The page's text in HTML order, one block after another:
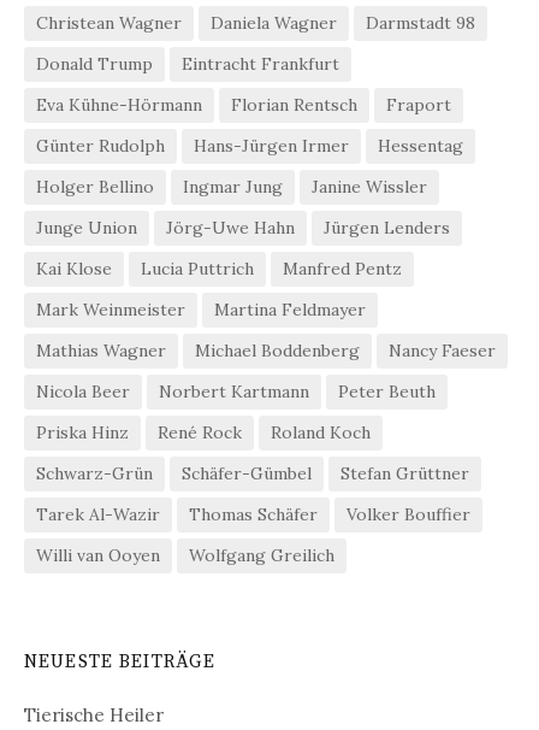
Christean Wagner
Daniela Wagner
Darmstadt 98
Donald Trump
Eintracht Frankfurt
Eva Kühne-Hörmann
Florian Rentsch
Fraport
Günter Rudolph
Hans-Jürgen Irmer
Hessentag
Holger Bellino
Ingmar Jung
Janine Wissler
Junge Union
Jörg-Uwe Hahn
Jürgen Lenders
Kai Klose
Lucia Puttrich
Manfred Pentz
Mark Weinmeister
Martina Feldmayer
Mathias Wagner
Michael Boddenberg
Nancy Faeser
Nicola Beer
Norbert Kartmann
Peter Beuth
Priska Hinz
René Rock
Roland Koch
Schwarz-Grün
Schäfer-Gümbel
Stefan Grüttner
Tarek Al-Wazir
Thomas Schäfer
Volker Bouffier
Willi van Ooyen
Wolfgang Greilich
NEUESTE BEITRÄGE
Tierische Heiler